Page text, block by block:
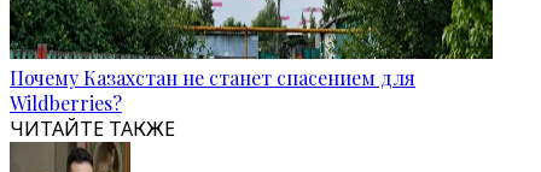
Почему Казахстан не станет спасением для
Wildberries?
ЧИТАЙТЕ ТАКЖЕ